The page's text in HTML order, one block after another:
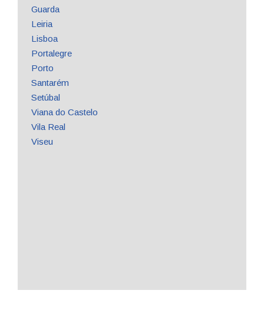
Guarda
Leiria
Lisboa
Portalegre
Porto
Santarém
Setúbal
Viana do Castelo
Vila Real
Viseu